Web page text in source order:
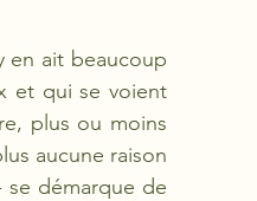
en ait beaucoup
et qui se voient
plus ou moins
aucune raison
démarque de